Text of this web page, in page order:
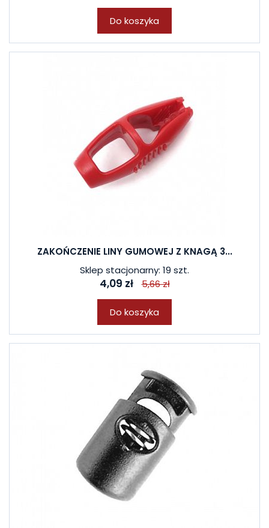
Do koszyka
ZAKOŃCZENIE LINY GUMOWEJ Z KNAGĄ 3...
Sklep stacjonarny: 19 szt.
4,09 zł 5,66 zł
Do koszyka